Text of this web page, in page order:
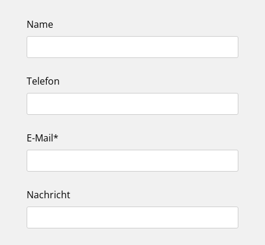
Name
Telefon
E-Mail*
Nachricht